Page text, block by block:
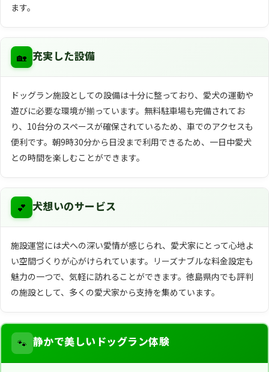
ます。
🏡 充実した設備
ドッグラン施設としての設備は十分に整っており、愛犬の運動や
遊びに必要な環境が揃っています。無料駐車場も完備されてお
り、10台分のスペースが確保されているため、車でのアクセスも
便利です。朝9時30分から日没まで利用できるため、一日中愛犬
との時間を楽しむことができます。
💕 犬想いのサービス
施設運営には犬への深い愛情が感じられ、愛犬家にとって心地よ
い空間づくりが心がけられています。リーズナブルな料金設定も
魅力の一つで、気軽に訪れることができます。徳島県内でも評判
の施設として、多くの愛犬家から支持を集めています。
🐾 静かで美しいドッグラン体験